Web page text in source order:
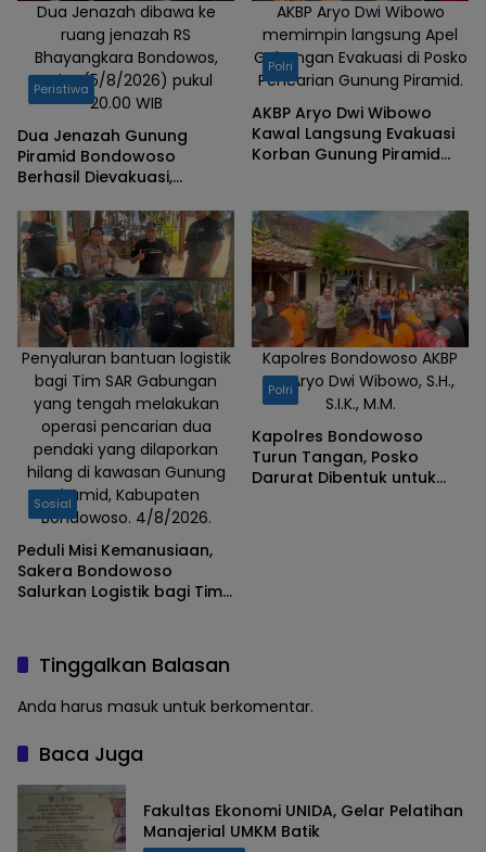
Dua Jenazah dibawa ke
ruang jenazah RS
Bhayangkara Bondowos,
Rabu (5/8/2026) pukul
20.00 WIB
Peristiwa
Dua Jenazah Gunung
Piramid Bondowoso
Berhasil Dievakuasi,
Tim Gabungan
AKBP Aryo Dwi Wibowo
memimpin langsung Apel
Gabungan Evakuasi di Posko
Pencarian Gunung Piramid.
Polri
AKBP Aryo Dwi Wibowo
Kawal Langsung Evakuasi
Korban Gunung Piramid
Penyaluran bantuan logistik
bagi Tim SAR Gabungan
yang tengah melakukan
operasi pencarian dua
pendaki yang dilaporkan
hilang di kawasan Gunung
Piramid, Kabupaten
Bondowoso. 4/8/2026.
Sosial
Peduli Misi Kemanusiaan,
Sakera Bondowoso
Salurkan Logistik bagi Tim
Kapolres Bondowoso AKBP
Dr. Aryo Dwi Wibowo, S.H.,
S.I.K., M.M.
Polri
Kapolres Bondowoso
Turun Tangan, Posko
Darurat Dibentuk untuk
Tinggalkan Balasan
Anda harus masuk untuk berkomentar.
Baca Juga
Fakultas Ekonomi UNIDA, Gelar Pelatihan
Manajerial UMKM Batik